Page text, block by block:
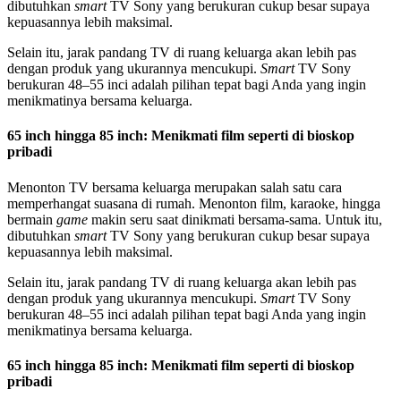
dibutuhkan smartTV Sony yang berukuran cukup besar supaya
kepuasannya lebih maksimal.
Selain itu, jarak pandang TV di ruang keluarga akan lebih pas
dengan produk yang ukurannya mencukupi. SmartTV Sony
berukuran 48–55 inci adalah pilihan tepat bagi Anda yang ingin
menikmatinya bersama keluarga.
65 inch hingga 85 inch: Menikmati film seperti di bioskop
pribadi
Menonton TV bersama keluarga merupakan salah satu cara
memperhangat suasana di rumah. Menonton film, karaoke, hingga
bermain game makin seru saat dinikmati bersama-sama. Untuk itu,
dibutuhkan smartTV Sony yang berukuran cukup besar supaya
kepuasannya lebih maksimal.
Selain itu, jarak pandang TV di ruang keluarga akan lebih pas
dengan produk yang ukurannya mencukupi. SmartTV Sony
berukuran 48–55 inci adalah pilihan tepat bagi Anda yang ingin
menikmatinya bersama keluarga.
65 inch hingga 85 inch: Menikmati film seperti di bioskop
pribadi